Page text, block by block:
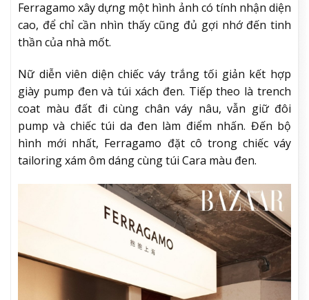
Ferragamo xây dựng một hình ảnh có tính nhận diện
cao, để chỉ cần nhìn thấy cũng đủ gợi nhớ đến tinh
thần của nhà mốt.
Nữ diễn viên diện chiếc váy trắng tối giản kết hợp
giày pump đen và túi xách đen. Tiếp theo là trench
coat màu đất đi cùng chân váy nâu, vẫn giữ đôi
pump và chiếc túi da đen làm điểm nhấn. Đến bộ
hình mới nhất, Ferragamo đặt cô trong chiếc váy
tailoring xám ôm dáng cùng túi Cara màu đen.